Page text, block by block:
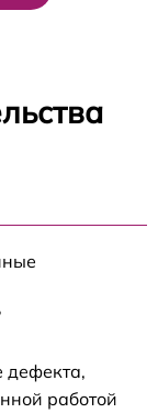
дефекта,
работой